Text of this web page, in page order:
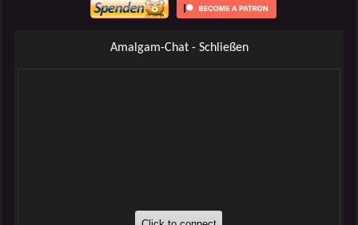
Amalgam-Chat - Schließen